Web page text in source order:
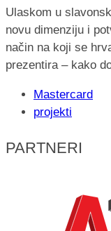
Ulaskom u
novu dimenziju i
način na koji se
prezentira – kako
Mastercard
projekti
PARTNERI